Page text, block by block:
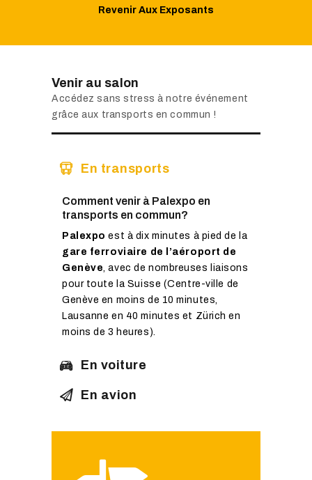
Revenir Aux Exposants
Venir au salon
Accédez sans stress à notre événement
grâce aux transports en commun !
En transports
Comment venir à Palexpo en
transports en commun?
Palexpo est à dix minutes à pied de la
gare ferroviaire de l’aéroport de
Genève, avec de nombreuses liaisons
pour toute la Suisse (Centre-ville de
Genève en moins de 10 minutes,
Lausanne en 40 minutes et Zürich en
moins de 3 heures).
En voiture
En avion